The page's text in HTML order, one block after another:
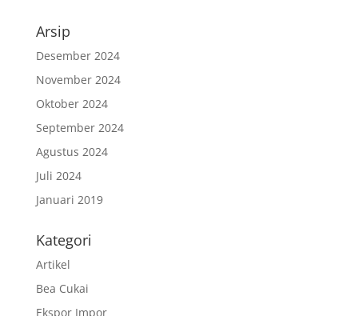
Arsip
Desember 2024
November 2024
Oktober 2024
September 2024
Agustus 2024
Juli 2024
Januari 2019
Kategori
Artikel
Bea Cukai
Ekspor Impor